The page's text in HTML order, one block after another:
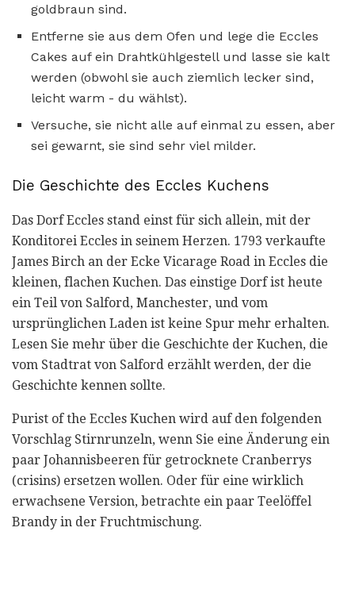
goldbraun sind.
Entferne sie aus dem Ofen und lege die Eccles
Cakes auf ein Drahtkühlgestell und lasse sie kalt
werden (obwohl sie auch ziemlich lecker sind,
leicht warm - du wählst).
Versuche, sie nicht alle auf einmal zu essen, aber
sei gewarnt, sie sind sehr viel milder.
Die Geschichte des Eccles Kuchens
Das Dorf Eccles stand einst für sich allein, mit der
Konditorei Eccles in seinem Herzen. 1793 verkaufte
James Birch an der Ecke Vicarage Road in Eccles die
kleinen, flachen Kuchen. Das einstige Dorf ist heute
ein Teil von Salford, Manchester, und vom
ursprünglichen Laden ist keine Spur mehr erhalten.
Lesen Sie mehr über die Geschichte der Kuchen, die
vom Stadtrat von Salford erzählt werden, der die
Geschichte kennen sollte.
Purist of the Eccles Kuchen wird auf den folgenden
Vorschlag Stirnrunzeln, wenn Sie eine Änderung ein
paar Johannisbeeren für getrocknete Cranberrys
(crisins) ersetzen wollen. Oder für eine wirklich
erwachsene Version, betrachte ein paar Teelöffel
Brandy in der Fruchtmischung.